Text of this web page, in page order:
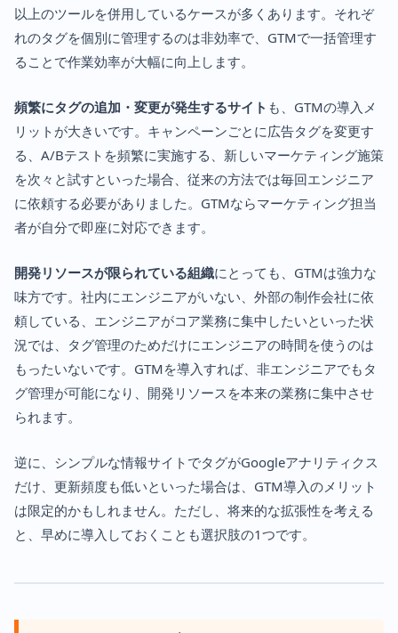
以上のツールを併用しているケースが多くあります。それぞ
れのタグを個別に管理するのは非効率で、GTMで一括管理す
ることで作業効率が大幅に向上します。
頻繁にタグの追加・変更が発生するサイト も、GTMの導入メ
リットが大きいです。キャンペーンごとに広告タグを変更す
る、A/Bテストを頻繁に実施する、新しいマーケティング施策
を次々と試すといった場合、従来の方法では毎回エンジニア
に依頼する必要がありました。GTMならマーケティング担当
者が自分で即座に対応できます。
開発リソースが限られている組織にとっても、GTMは強力な
味方です。社内にエンジニアがいない、外部の制作会社に依
頼している、エンジニアがコア業務に集中したいといった状
況では、タグ管理のためだけにエンジニアの時間を使うのは
もったいないです。GTMを導入すれば、非エンジニアでもタ
グ管理が可能になり、開発リソースを本来の業務に集中させ
られます。
逆に、シンプルな情報サイトでタグがGoogleアナリティクス
だけ、更新頻度も低いといった場合は、GTM導入のメリット
は限定的かもしれません。ただし、将来的な拡張性を考える
と、早めに導入しておくことも選択肢の1つです。